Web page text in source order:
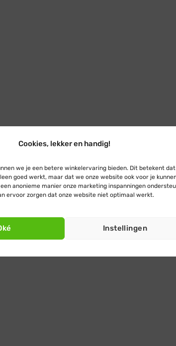
Cookies, lekker en handig!
we je een betere winkelervaring bieden. Dit betekent dat
goed werkt, maar dat we onze website ook voor je
anonieme manier onze marketing inspanningen
ervoor zorgen dat onze website niet optimaal werkt.
Instellingen